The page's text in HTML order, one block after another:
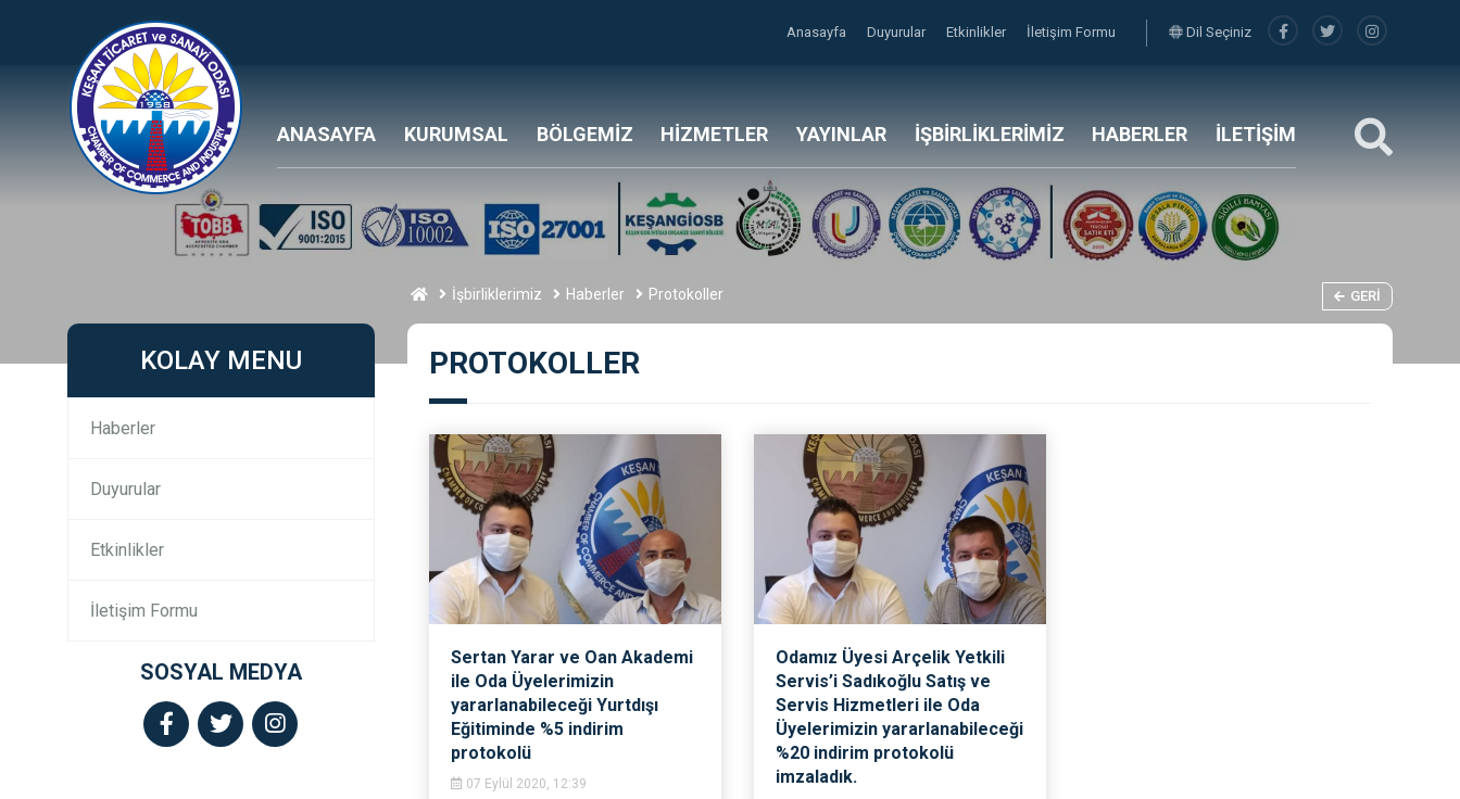
Anasayfa Duyurular Etkinlikler İletişim Formu Dil Seçiniz
ANASAYFA KURUMSAL BÖLGEMİZ HİZMETLER YAYINLAR İŞBİRLİKLERİMİZ HABERLER İLETİŞİM
İşbirliklerimiz Haberler Protokoller GERI
KOLAY MENU
Haberler
Duyurular
Etkinlikler
İletişim Formu
SOSYAL MEDYA
PROTOKOLLER
Sertan Yarar ve Oan Akademi
ile Oda Üyelerimizin
yararlanabileceği Yurtdışı
Eğitiminde %5 indirim
protokolü
07 Eylül 2020, 12:39
Odamız Üyesi Arçelik Yetkili
Servis’i Sadıkoğlu Satış ve
Servis Hizmetleri ile Oda
Üyelerimizin yararlanabileceği
%20 indirim protokolü
imzaladık.